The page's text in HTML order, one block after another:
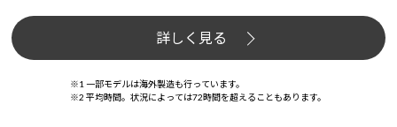
詳しく見る
※1 一部モデルは海外製造も行っています。
※2 平均時間。状況によっては72時間を超えることもあります。